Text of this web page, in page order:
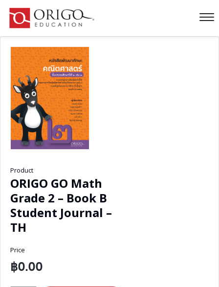
Product
ORIGO GO Math
Grade 2 – Book B
Student Journal –
TH
Price
฿0.00